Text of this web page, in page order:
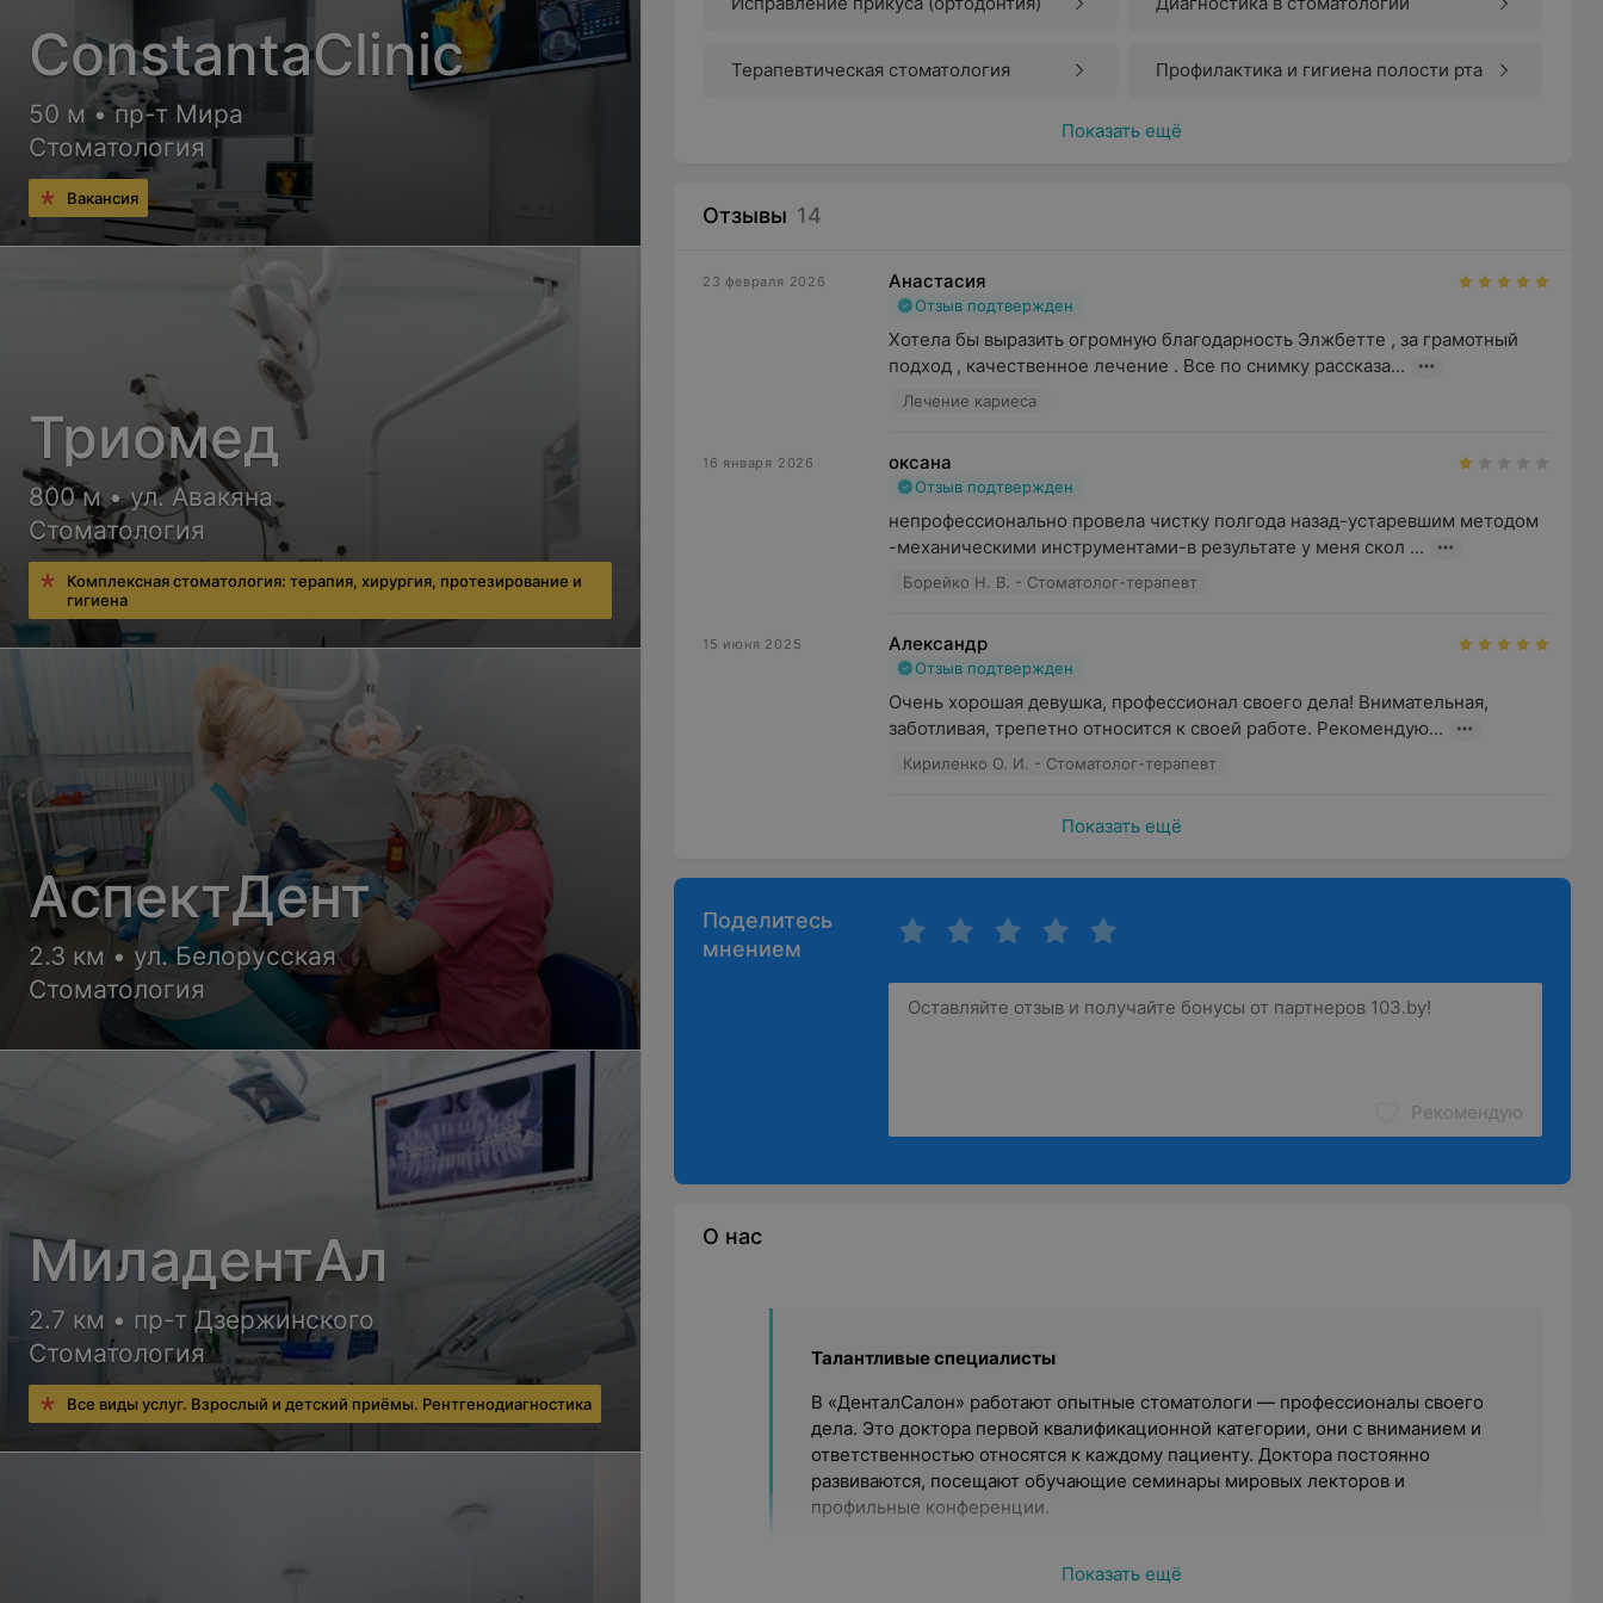
Терапевтическая стоматология Профилактика и гигиена полости рта
Показать ещё
Отзывы 14
23 февраля 2026 Анастасия
Отзыв подтвержден
Хотела бы выразить огромную благодарность Элжбетте , за грамотный
подход , качественное лечение . Все по снимку рассказа...
Лечение кариеса
16 января 2026 оксана
Отзыв подтвержден
непрофессионально провела чистку полгода назад-устаревшим методом
-механическими инструментами-в результате у меня скол ...
Борейко Н. В. - Стоматолог-терапевт
15 июня 2025 Александр
Отзыв подтвержден
Очень хорошая девушка, профессионал своего дела! Внимательная,
заботливая, трепетно относится к своей работе. Рекомендую...
Кириленко О. И. - Стоматолог-терапевт
Показать ещё
Поделитесь
мнением
Рекомендую
О нас
Талантливые специалисты
В «ДенталСалон» работают опытные стоматологи — профессионалы своего
дела. Это доктора первой квалификационной категории, они с вниманием и
ответственностью относятся к каждому пациенту. Доктора постоянно
развиваются, посещают обучающие семинары мировых лекторов и
профильные конференции.
Показать ещё
ConstantaClinic
50 м • пр-т Мира
Стоматология
Вакансия
Триомед
800 м • ул. Авакяна
Стоматология
Комплексная стоматология: терапия, хирургия, протезирование и
гигиена
АспектДент
2.3 км • ул. Белорусская
Стоматология
МиладентАл
2.7 км • пр-т Дзержинского
Стоматология
Все виды услуг. Взрослый и детский приёмы. Рентгенодиагностика